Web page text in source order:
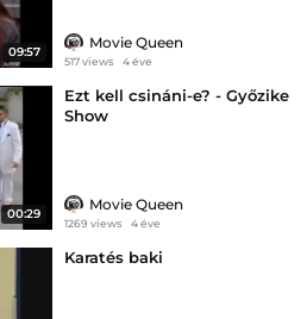
09:57
Movie Queen
517 views 4 éve
00:29
Ezt kell csináni-e? - Győzike
Show
Movie Queen
1269 views 4 éve
Karatés baki